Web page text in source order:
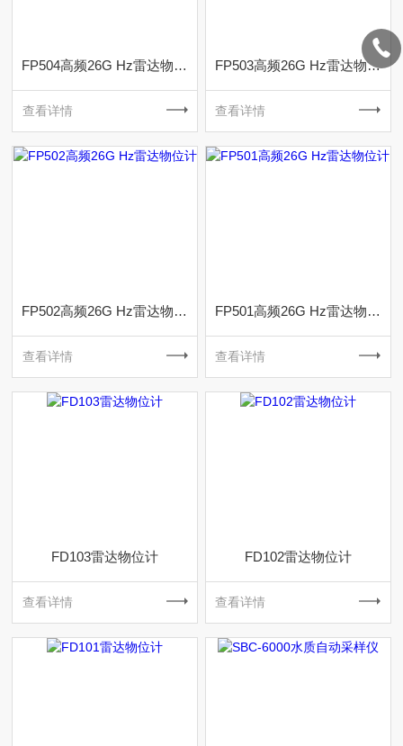
FP504高频26G Hz雷达物位计
查看详情
FP503高频26G Hz雷达物位计
查看详情
FP502高频26G Hz雷达物位计
查看详情
FP501高频26G Hz雷达物位计
查看详情
FD103雷达物位计
查看详情
FD102雷达物位计
查看详情